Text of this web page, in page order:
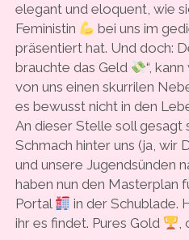
elegant und eloquent, wie
Feministin
bei uns im
präsentiert hat. Und doch:
brauchte das Geld
“,
von uns einen skurrilen
es bewusst nicht in den
An dieser Stelle soll gesagt
Schmach hinter uns (ja, wir
und unsere Jugendsünden
haben nun den Masterplan
Portal
in der Schublade.
ihr es findet. Pures Gold
,